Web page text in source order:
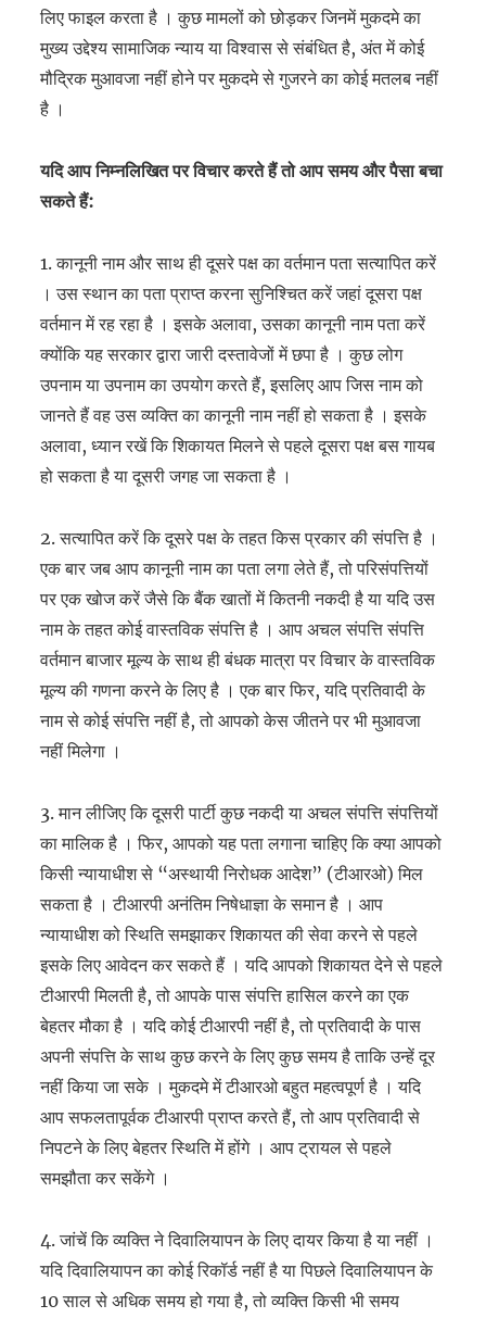
लिए फाइल करता है । कुछ मामलों को छोड़कर जिनमें मुकदमे का
मुख्य उद्देश्य सामाजिक न्याय या विश्वास से संबंधित है, अंत में कोई
मौद्रिक मुआवजा नहीं होने पर मुकदमे से गुजरने का कोई मतलब नहीं
है ।
यदि आप निम्नलिखित पर विचार करते हैं तो आप समय और पैसा बचा
सकते हैं:
1. कानूनी नाम और साथ ही दूसरे पक्ष का वर्तमान पता सत्यापित करें
। उस स्थान का पता प्राप्त करना सुनिश्चित करें जहां दूसरा पक्ष
वर्तमान में रह रहा है । इसके अलावा, उसका कानूनी नाम पता करें
क्योंकि यह सरकार द्वारा जारी दस्तावेजों में छपा है । कुछ लोग
उपनाम या उपनाम का उपयोग करते हैं, इसलिए आप जिस नाम को
जानते हैं वह उस व्यक्ति का कानूनी नाम नहीं हो सकता है । इसके
अलावा, ध्यान रखें कि शिकायत मिलने से पहले दूसरा पक्ष बस गायब
हो सकता है या दूसरी जगह जा सकता है ।
2. सत्यापित करें कि दूसरे पक्ष के तहत किस प्रकार की संपत्ति है ।
एक बार जब आप कानूनी नाम का पता लगा लेते हैं, तो परिसंपत्तियों
पर एक खोज करें जैसे कि बैंक खातों में कितनी नकदी है या यदि उस
नाम के तहत कोई वास्तविक संपत्ति है । आप अचल संपत्ति संपत्ति
वर्तमान बाजार मूल्य के साथ ही बंधक मात्रा पर विचार के वास्तविक
मूल्य की गणना करने के लिए है । एक बार फिर, यदि प्रतिवादी के
नाम से कोई संपत्ति नहीं है, तो आपको केस जीतने पर भी मुआवजा
नहीं मिलेगा ।
3. मान लीजिए कि दूसरी पार्टी कुछ नकदी या अचल संपत्ति संपत्तियों
का मालिक है । फिर, आपको यह पता लगाना चाहिए कि क्या आपको
किसी न्यायाधीश से “अस्थायी निरोधक आदेश” (टीआरओ) मिल
सकता है । टीआरपी अनंतिम निषेधाज्ञा के समान है । आप
न्यायाधीश को स्थिति समझाकर शिकायत की सेवा करने से पहले
इसके लिए आवेदन कर सकते हैं । यदि आपको शिकायत देने से पहले
टीआरपी मिलती है, तो आपके पास संपत्ति हासिल करने का एक
बेहतर मौका है । यदि कोई टीआरपी नहीं है, तो प्रतिवादी के पास
अपनी संपत्ति के साथ कुछ करने के लिए कुछ समय है ताकि उन्हें दूर
नहीं किया जा सके । मुकदमे में टीआरओ बहुत महत्वपूर्ण है । यदि
आप सफलतापूर्वक टीआरपी प्राप्त करते हैं, तो आप प्रतिवादी से
निपटने के लिए बेहतर स्थिति में होंगे । आप ट्रायल से पहले
समझौता कर सकेंगे ।
4. जांचें कि व्यक्ति ने दिवालियापन के लिए दायर किया है या नहीं ।
यदि दिवालियापन का कोई रिकॉर्ड नहीं है या पिछले दिवालियापन के
10 साल से अधिक समय हो गया है, तो व्यक्ति किसी भी समय